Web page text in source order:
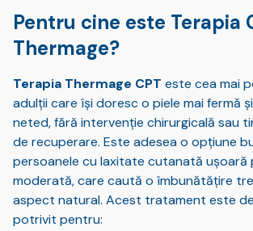
Pentru cine este Terapia
Thermage?
Terapia Thermage CPT este cea mai
adulții care își doresc o piele mai fermă
neted, fără intervenție chirurgicală sau
de recuperare. Este adesea o opțiune
persoanele cu laxitate cutanată ușoară
moderată, care caută o îmbunătățire
aspect natural. Acest tratament este
potrivit pentru: